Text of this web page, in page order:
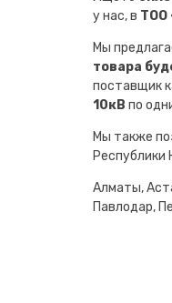
у нас, в ТОО
Мы
товара
поставщик
10кВ по
Мы также
Республики
Алматы,
Павлодар,